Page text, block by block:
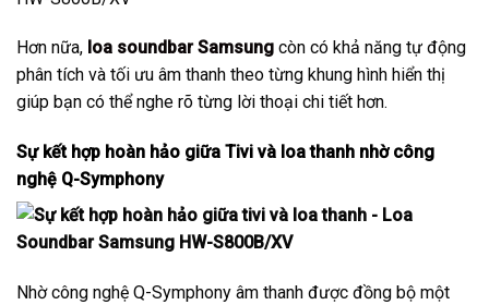
Hơn nữa, loa soundbar Samsung còn có khả năng tự động
phân tích và tối ưu âm thanh theo từng khung hình hiển thị
giúp bạn có thể nghe rõ từng lời thoại chi tiết hơn.
Sự kết hợp hoàn hảo giữa Tivi và loa thanh nhờ công
nghệ Q-Symphony
Nhờ công nghệ Q-Symphony âm thanh được đồng bộ một